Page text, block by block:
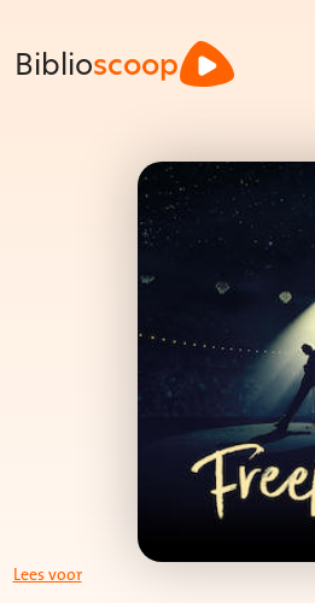
Biblioscoop
Lees voor